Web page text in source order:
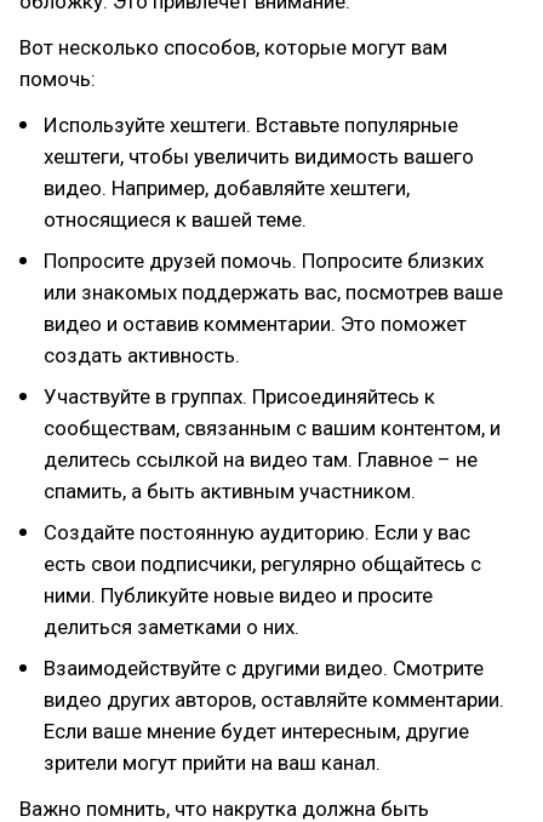
Вот несколько способов, которые могут вам
помочь:
Используйте хештеги. Вставьте популярные
хештеги, чтобы увеличить видимость вашего
видео. Например, добавляйте хештеги,
относящиеся к вашей теме.
Попросите друзей помочь. Попросите близких
или знакомых поддержать вас, посмотрев ваше
видео и оставив комментарии. Это поможет
создать активность.
Участвуйте в группах. Присоединяйтесь к
сообществам, связанным с вашим контентом, и
делитесь ссылкой на видео там. Главное – не
спамить, а быть активным участником.
Создайте постоянную аудиторию. Если у вас
есть свои подписчики, регулярно общайтесь с
ними. Публикуйте новые видео и просите
делиться заметками о них.
Взаимодействуйте с другими видео. Смотрите
видео других авторов, оставляйте комментарии.
Если ваше мнение будет интересным, другие
зрители могут прийти на ваш канал.
Важно помнить, что накрутка должна быть